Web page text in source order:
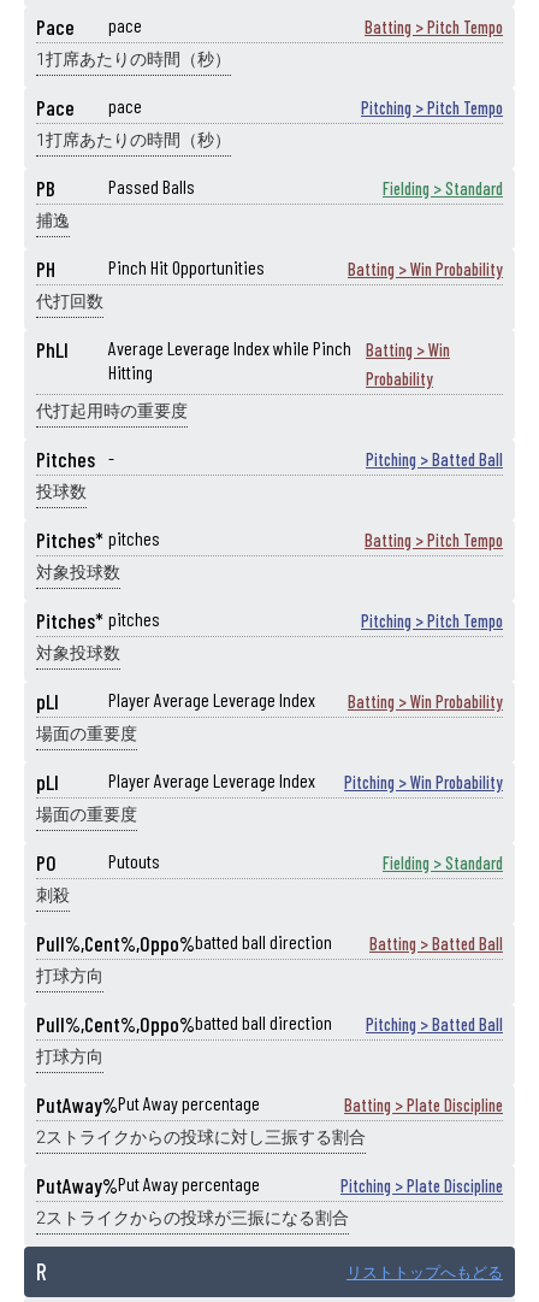
Pace pace Batting > Pitch Tempo
1打席あたりの時間（秒）
Pace pace Pitching > Pitch Tempo
1打席あたりの時間（秒）
PB Passed Balls Fielding > Standard
捕逸
PH Pinch Hit Opportunities Batting > Win Probability
代打回数
PhLI
Average Leverage Index while Pinch
Hitting
Batting > Win
Probability
代打起用時の重要度
Pitches - Pitching > Batted Ball
投球数
Pitches* pitches Batting > Pitch Tempo
対象投球数
Pitches* pitches Pitching > Pitch Tempo
対象投球数
pLI Player Average Leverage Index Batting > Win Probability
場面の重要度
pLI Player Average Leverage Index Pitching > Win Probability
場面の重要度
PO Putouts Fielding > Standard
刺殺
Pull%,Cent%,Oppo%batted ball direction Batting > Batted Ball
打球方向
Pull%,Cent%,Oppo%batted ball direction Pitching > Batted Ball
打球方向
PutAway%Put Away percentage Batting > Plate Discipline
2ストライクからの投球に対し三振する割合
PutAway%Put Away percentage Pitching > Plate Discipline
2ストライクからの投球が三振になる割合
R リストトップへもどる